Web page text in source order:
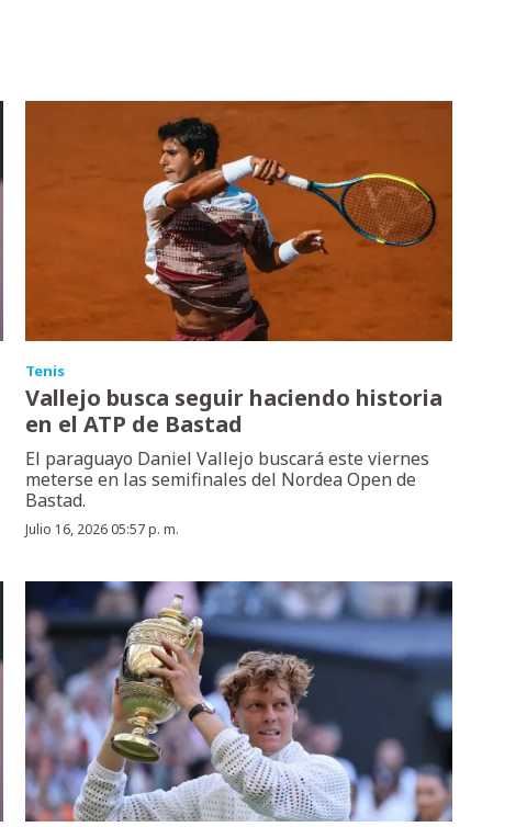
Tenis
Vallejo busca seguir haciendo historia
en el ATP de Bastad
El paraguayo Daniel Vallejo buscará este viernes
meterse en las semifinales del Nordea Open de
Bastad.
Julio 16, 2026 05:57 p. m.